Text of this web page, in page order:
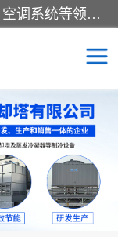
冷却塔广泛应用于工业、电力行业、空调系统等领域。在电力行业中，用于冷却发电机组的循环水；在工业生产中，如化工、冶金等行业，可降低生产过程中产生的热量；在空调系统中，为空调设备提供冷却水源
塔